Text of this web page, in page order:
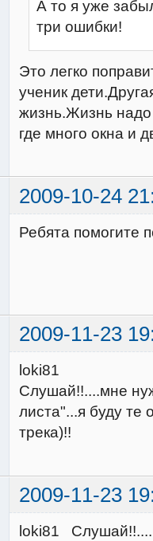
А то я уже
три ошибки!
Это легко
ученик
жизнь.Жизнь
где много окна и
2009-10-24
Ребята помогите
2009-11-23
loki81
Слушай!!....мне
листа"...я буду те
трека)!!
2009-11-23
loki81